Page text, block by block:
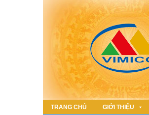
TRANG CHỦ GIỚI THIỆU